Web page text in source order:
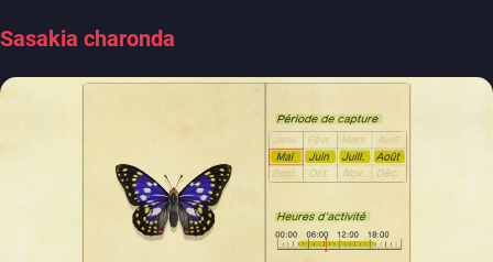
Sasakia charonda